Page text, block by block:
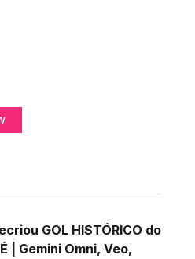
GOL HISTÓRICO do
| Gemini Omni, Veo,